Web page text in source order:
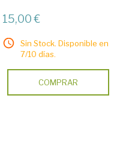
15,00 €
Sin Stock. Disponible en
7/10 días.
COMPRAR